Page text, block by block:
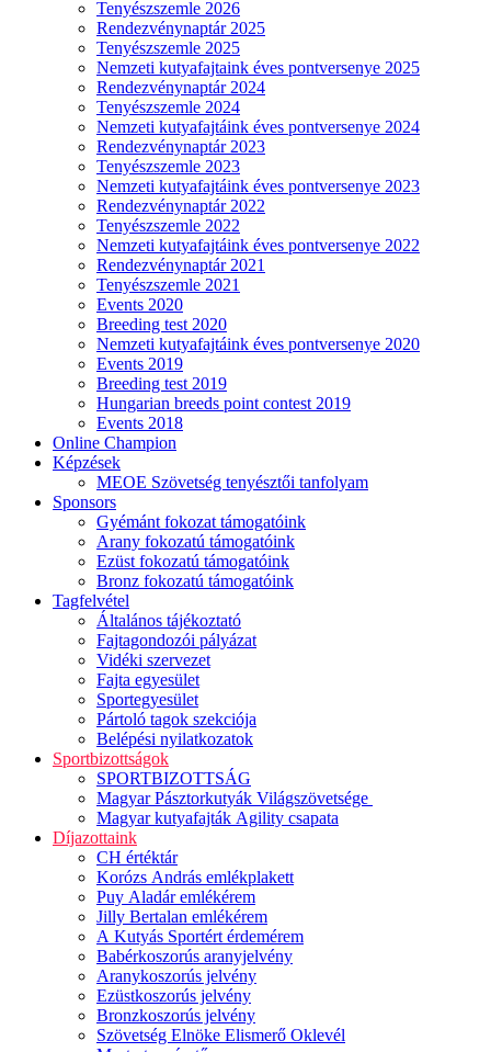
Tenyészszemle 2026
Rendezvénynaptár 2025
Tenyészszemle 2025
Nemzeti kutyafajtaink éves pontversenye 2025
Rendezvénynaptár 2024
Tenyészszemle 2024
Nemzeti kutyafajtáink éves pontversenye 2024
Rendezvénynaptár 2023
Tenyészszemle 2023
Nemzeti kutyafajtáink éves pontversenye 2023
Rendezvénynaptár 2022
Tenyészszemle 2022
Nemzeti kutyafajtáink éves pontversenye 2022
Rendezvénynaptár 2021
Tenyészszemle 2021
Events 2020
Breeding test 2020
Nemzeti kutyafajtáink éves pontversenye 2020
Events 2019
Breeding test 2019
Hungarian breeds point contest 2019
Events 2018
Online Champion
Képzések
MEOE Szövetség tenyésztői tanfolyam
Sponsors
Gyémánt fokozat támogatóink
Arany fokozatú támogatóink
Ezüst fokozatú támogatóink
Bronz fokozatú támogatóink
Tagfelvétel
Általános tájékoztató
Fajtagondozói pályázat
Vidéki szervezet
Fajta egyesület
Sportegyesület
Pártoló tagok szekciója
Belépési nyilatkozatok
Sportbizottságok
SPORTBIZOTTSÁG
Magyar Pásztorkutyák Világszövetsége
Magyar kutyafajták Agility csapata
Díjazottaink
CH értéktár
Korózs András emlékplakett
Puy Aladár emlékérem
Jilly Bertalan emlékérem
A Kutyás Sportért érdemérem
Babérkoszorús aranyjelvény
Aranykoszorús jelvény
Ezüstkoszorús jelvény
Bronzkoszorús jelvény
Szövetség Elnöke Elismerő Oklevél